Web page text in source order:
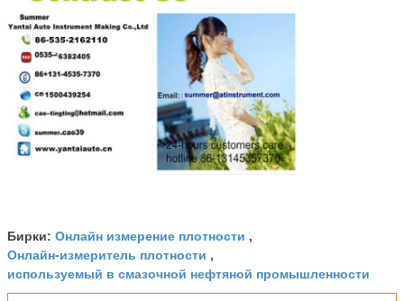
Бирки: Онлайн измерение плотности ,
Онлайн-измеритель плотности ,
используемый в смазочной нефтяной промышленности